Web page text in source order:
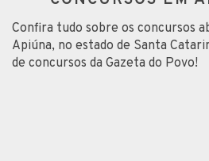
Confira tudo sobre os concursos
Apiúna, no estado de Santa
de concursos da Gazeta do Povo!